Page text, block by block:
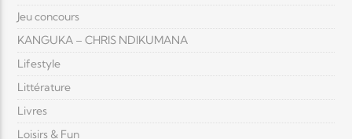
Jeu concours
KANGUKA – CHRIS NDIKUMANA
Lifestyle
Littérature
Livres
Loisirs & Fun